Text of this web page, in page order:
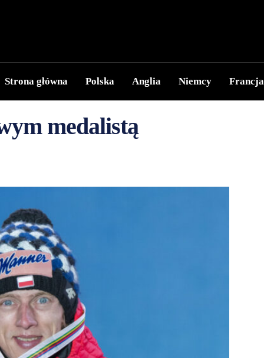
Strona główna Polska Anglia Niemcy Francja
medalistą